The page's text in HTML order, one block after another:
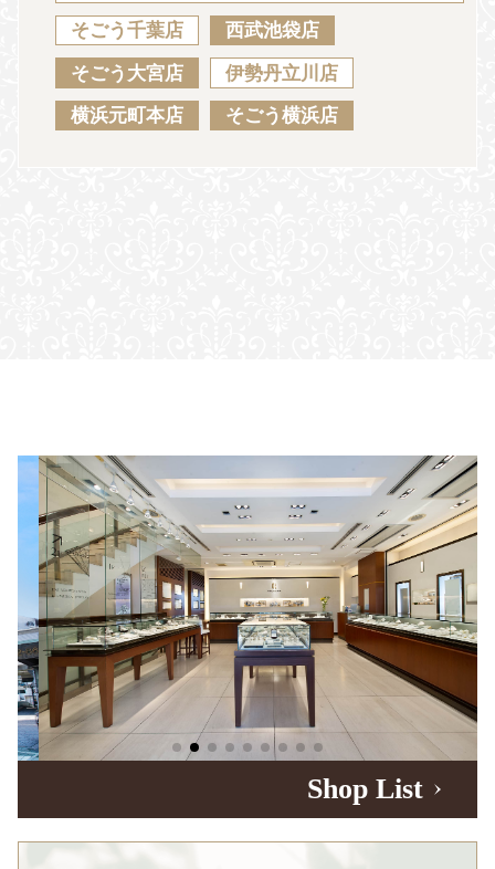
JA EN CH KO
そごう千葉店 西武池袋店
そごう大宮店 伊勢丹立川店
横浜元町本店 そごう横浜店
Shop List